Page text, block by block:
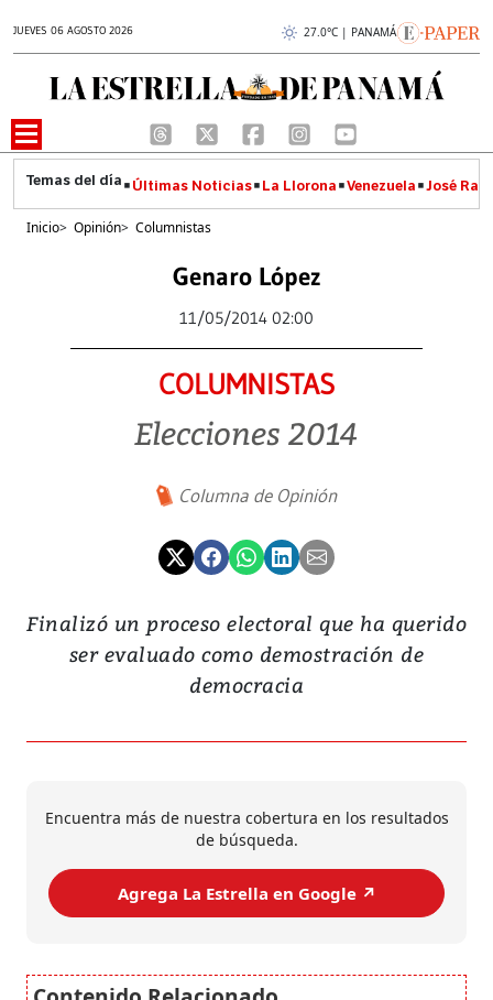
JUEVES 06 AGOSTO 2026 27.0°C | PANAMÁ
Últimas Noticias La Llorona Venezuela José
Inicio> Opinión> Columnistas
Genaro López
11/05/2014 02:00
COLUMNISTAS
Elecciones 2014
Columna de Opinión
Finalizó un proceso electoral que ha querido
ser evaluado como demostración de
democracia
Encuentra más de nuestra cobertura en los resultados
de búsqueda.
Agrega La Estrella en Google ↗️